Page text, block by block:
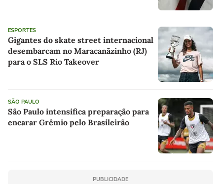
ESPORTES
Gigantes do skate street internacional
desembarcam no Maracanãzinho (RJ)
para o SLS Rio Takeover
SÃO PAULO
São Paulo intensifica preparação para
encarar Grêmio pelo Brasileirão
PUBLICIDADE